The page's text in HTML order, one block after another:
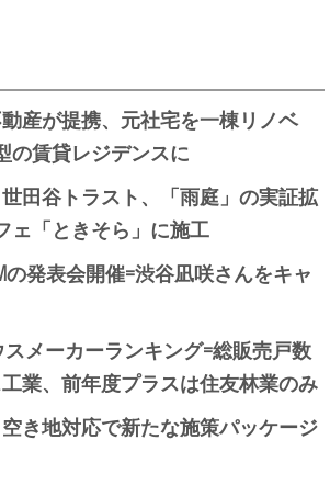
産が提携、元社宅を一棟リノベ
の賃貸レジデンスに
田谷トラスト、「雨庭」の実証拡
ェ「ときそら」に施工
の発表会開催=渋谷凪咲さんをキャ
メーカーランキング=総販売戸数
業、前年度プラスは住友林業のみ
き地対応で新たな施策パッケージ